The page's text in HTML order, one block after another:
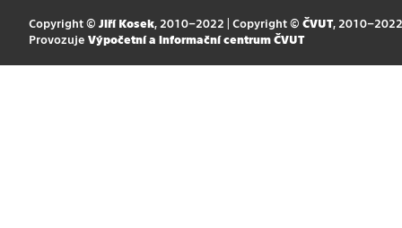
Copyright © Jiří Kosek, 2010–2022 | Copyright © ČVUT, 2010–2022
Provozuje Výpočetní a informační centrum ČVUT